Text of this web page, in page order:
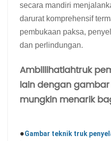
secara mandiri
darurat komprehensif
pembukaan paksa,
dan perlindungan.
Ambillihatlahtruk
lain dengan
mungkin menarik
●Gambar teknik truk